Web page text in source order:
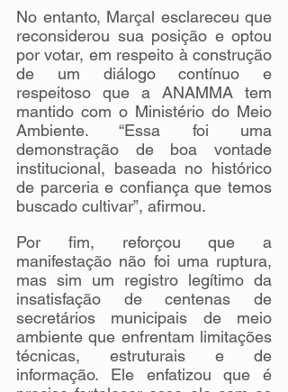
No entanto, Marçal esclareceu que
reconsiderou sua posição e optou
por votar, em respeito à construção
de um diálogo contínuo e
respeitoso que a ANAMMA tem
mantido com o Ministério do Meio
Ambiente. “Essa foi uma
demonstração de boa vontade
institucional, baseada no histórico
de parceria e confiança que temos
buscado cultivar”, afirmou.
Por fim, reforçou que a
manifestação não foi uma ruptura,
mas sim um registro legítimo da
insatisfação de centenas de
secretários municipais de meio
ambiente que enfrentam limitações
técnicas, estruturais e de
informação. Ele enfatizou que é